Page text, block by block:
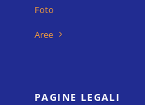
Foto
Aree
PAGINE LEGALI